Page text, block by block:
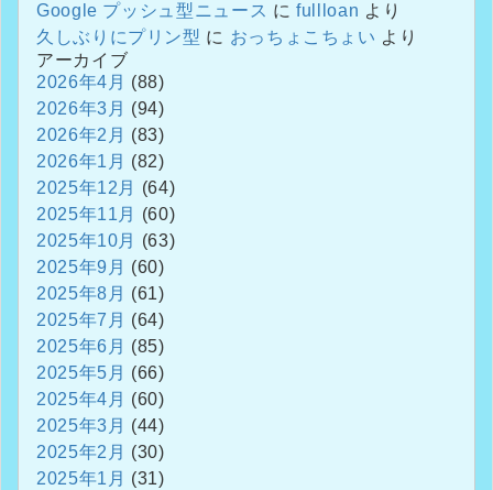
Google プッシュ型ニュース にfullloan より
久しぶりにプリン型 に おっちょこちょい より
アーカイブ
2026年4月 (88)
2026年3月 (94)
2026年2月 (83)
2026年1月 (82)
2025年12月
(64)
2025年11月
(60)
2025年10月
(63)
2025年9月 (60)
2025年8月 (61)
2025年7月 (64)
2025年6月 (85)
2025年5月 (66)
2025年4月 (60)
2025年3月 (44)
2025年2月 (30)
2025年1月 (31)